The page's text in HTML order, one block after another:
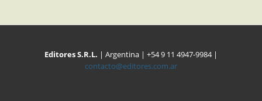
Editores S.R.L. | Argentina | +54 9 11 4947-9984 |
contacto@editores.com.ar